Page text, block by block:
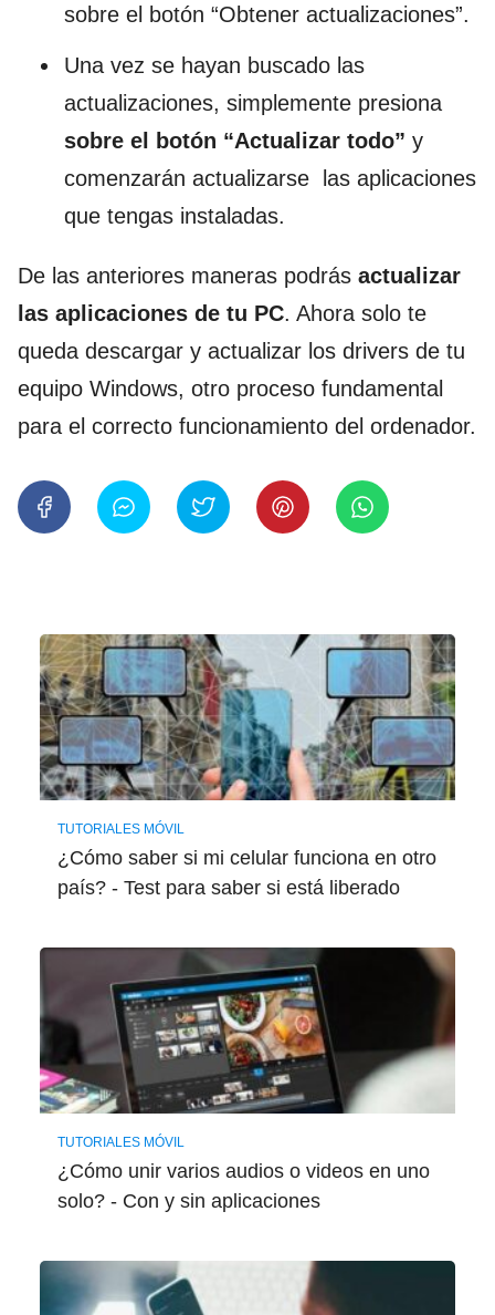
sobre el botón “Obtener actualizaciones”.
Una vez se hayan buscado las
actualizaciones, simplemente presiona
sobre el botón “Actualizar todo” y
comenzarán actualizarse las aplicaciones
que tengas instaladas.
De las anteriores maneras podrás actualizar
las aplicaciones de tu PC. Ahora solo te
queda descargar y actualizar los drivers de tu
equipo Windows, otro proceso fundamental
para el correcto funcionamiento del ordenador.
TUTORIALES MÓVIL
¿Cómo saber si mi celular funciona en otro
país? - Test para saber si está liberado
TUTORIALES MÓVIL
¿Cómo unir varios audios o videos en uno
solo? - Con y sin aplicaciones